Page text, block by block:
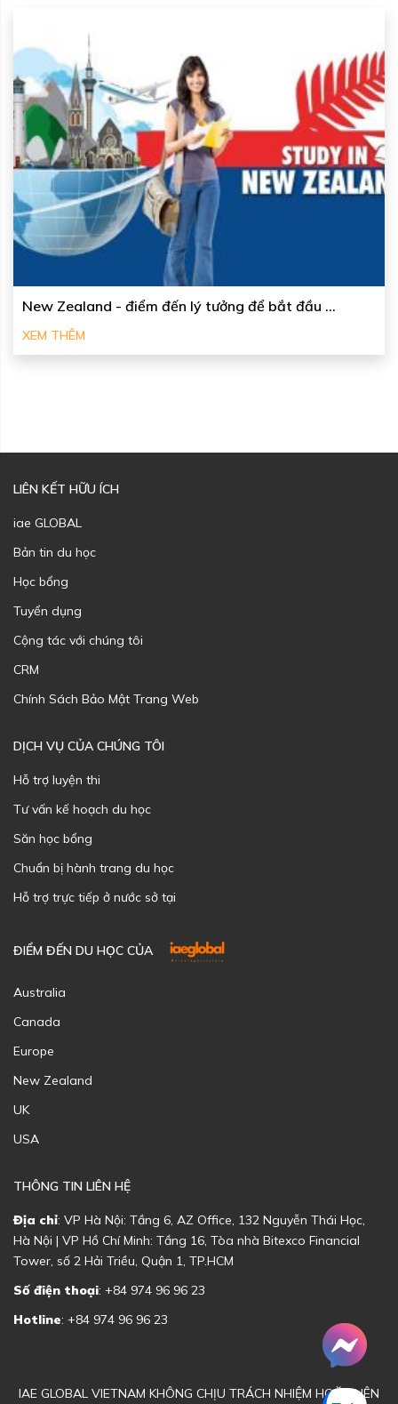
New Zealand - điểm đến lý tưởng để bắt đầu ...
XEM THÊM
LIÊN KẾT HỮU ÍCH
iae GLOBAL
Bản tin du học
Học bổng
Tuyển dụng
Cộng tác với chúng tôi
CRM
Chính Sách Bảo Mật Trang Web
DỊCH VỤ CỦA CHÚNG TÔI
Hỗ trợ luyện thi
Tư vấn kế hoạch du học
Săn học bổng
Chuẩn bị hành trang du học
Hỗ trợ trực tiếp ở nước sở tại
ĐIỂM ĐẾN DU HỌC CỦA
Australia
Canada
Europe
New Zealand
UK
USA
THÔNG TIN LIÊN HỆ
Địa chỉ: VP Hà Nội: Tầng 6, AZ Office, 132 Nguyễn Thái Học,
Hà Nội | VP Hồ Chí Minh: Tầng 16, Tòa nhà Bitexco Financial
Tower, số 2 Hải Triều, Quận 1, TP.HCM
Số điện thoại: +84 974 96 96 23
Hotline: +84 974 96 96 23
IAE GLOBAL VIETNAM KHÔNG CHỊU TRÁCH NHIỆM HOẶC LIÊN